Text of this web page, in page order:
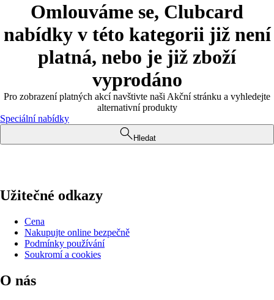
Omlouváme se, Clubcard
nabídky v této kategorii již není
platná, nebo je již zboží
vyprodáno
Pro zobrazení platných akcí navštivte naši Akční stránku a vyhledejte
alternativní produkty
Speciální nabídky
Hledat
Užitečné odkazy
Cena
Nakupujte online bezpečně
Podmínky používání
Soukromí a cookies
O nás